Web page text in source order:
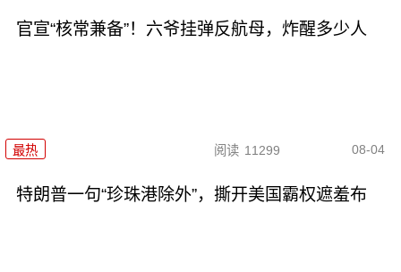
官宣“核常兼备”！六爷挂弹反航母，炸醒多少人
最热 阅读 11299 08-04
特朗普一句“珍珠港除外”，撕开美国霸权遮羞布